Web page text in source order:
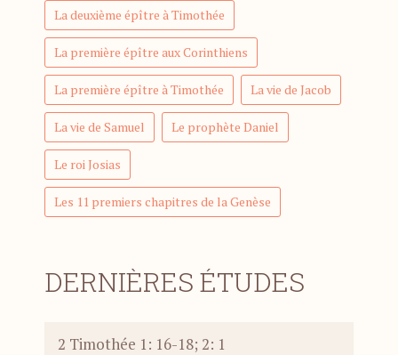
La deuxième épître à Timothée
La première épître aux Corinthiens
La première épître à Timothée La vie de Jacob
La vie de Samuel Le prophète Daniel
Le roi Josias
Les 11 premiers chapitres de la Genèse
DERNIÈRES ÉTUDES
2 Timothée 1: 16-18; 2: 1